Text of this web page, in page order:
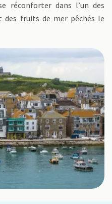
réconforter dans l’un des
des fruits de mer pêchés le